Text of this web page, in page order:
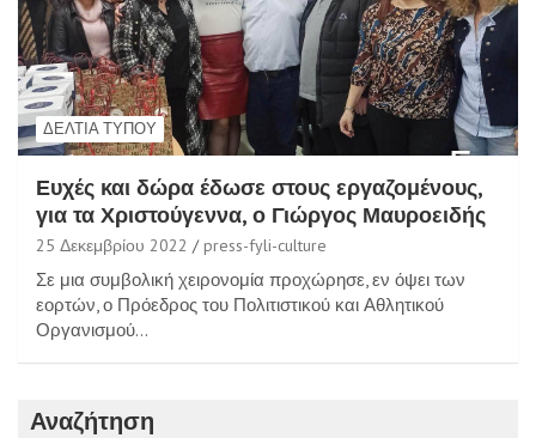
ΔΕΛΤΊΑ ΤΎΠΟΥ
Ευχές και δώρα έδωσε στους εργαζομένους,
για τα Χριστούγεννα, ο Γιώργος Μαυροειδής
25 Δεκεμβρίου 2022 press-fyli-culture
Σε μια συμβολική χειρονομία προχώρησε, εν όψει των
εορτών, ο Πρόεδρος του Πολιτιστικού και Αθλητικού
Οργανισμού…
Αναζήτηση